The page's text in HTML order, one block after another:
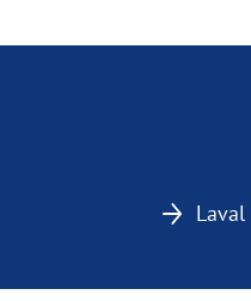
Laval